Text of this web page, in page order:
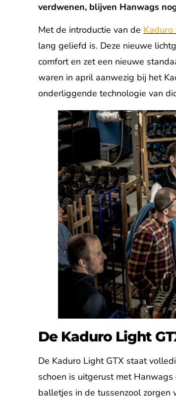
verdwenen, blijven Hanwags
Met de introductie van de
lang geliefd is. Deze nieuwe
comfort en zet een nieuwe
waren in april aanwezig bij het
onderliggende technologie van
De Kaduro Light
De Kaduro Light GTX staat
schoen is uitgerust met
balletjes in de tussenzool zorgen